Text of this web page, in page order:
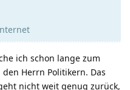
ich schon lange zum
Herrn Politikern. Das
nicht weit genug zurück,